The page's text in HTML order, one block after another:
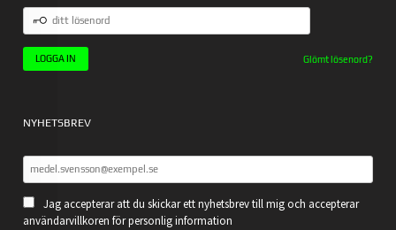
DITT
LÖSENORD
Glömt lösenord?
NYHETSBREV
Jag accepterar att du skickar ett nyhetsbrev till mig och accepterar
användarvillkoren för personlig information